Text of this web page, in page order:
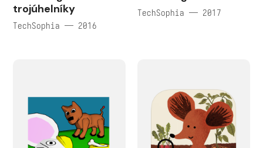
trojúhelníky
TechSophia — 2016
TechSophia — 2017